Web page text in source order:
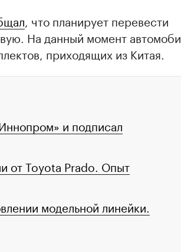
, что планирует перевести
На данный момент
приходящих из Китая.
и подписал
от Toyota Prado. Опыт
модельной линейки.